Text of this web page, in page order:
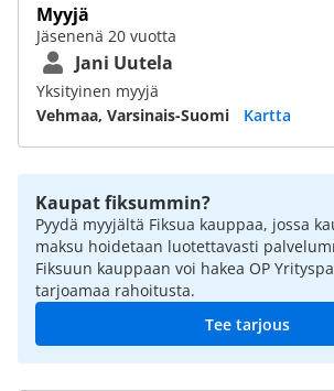
Myyjä
Jäsenenä 20 vuotta
Jani Uutela
Yksityinen myyjä
Vehmaa, Varsinais-Suomi
Kartta
Kaupat fiksummin?
Pyydä myyjältä Fiksua kauppaa, jossa
maksu hoidetaan luotettavasti
Fiksuun kauppaan voi hakea OP
tarjoamaa rahoitusta.
Tee tarjous